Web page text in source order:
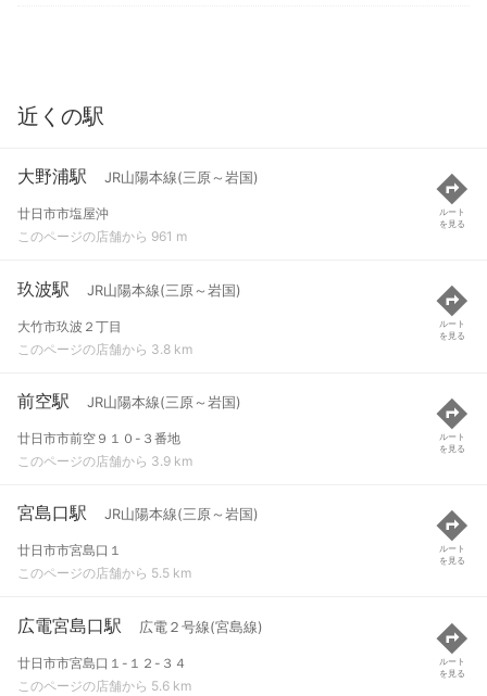
近くの駅
大野浦駅 JR山陽本線(三原～岩国)
廿日市市塩屋沖
このページの店舗から 961 m
ルート
を見る
玖波駅 JR山陽本線(三原～岩国)
大竹市玖波２丁目
このページの店舗から 3.8 km
ルート
を見る
前空駅 JR山陽本線(三原～岩国)
廿日市市前空９１０-３番地
このページの店舗から 3.9 km
ルート
を見る
宮島口駅 JR山陽本線(三原～岩国)
廿日市市宮島口１
このページの店舗から 5.5 km
ルート
を見る
広電宮島口駅 広電２号線(宮島線)
廿日市市宮島口１-１２-３４
このページの店舗から 5.6 km
ルート
を見る